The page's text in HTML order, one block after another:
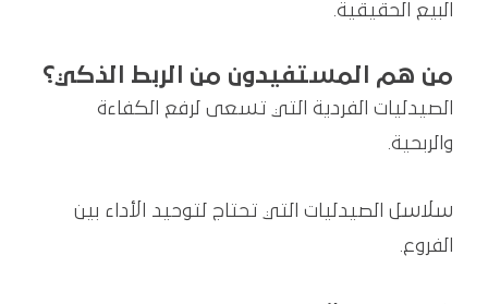
البيع الحقيقية.
من هم المستفيدون من الربط الذكي؟
الصيدليات الفردية التي تسعى لرفع الكفاءة
والربحية.
سلاسل الصيدليات التي تحتاج لتوحيد الأداء بين
الفروع.